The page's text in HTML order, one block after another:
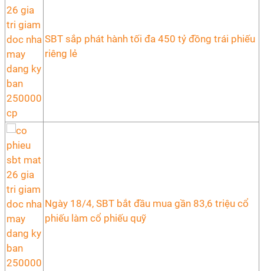
SBT sắp phát hành tối đa 450 tỷ đồng trái phiếu
riêng lẻ
Ngày 18/4, SBT bắt đầu mua gần 83,6 triệu cổ
phiếu làm cổ phiếu quỹ